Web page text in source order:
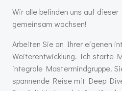
Wir alle befinden uns auf dieser
gemeinsam wachsen!
Arbeiten Sie an Ihrer eigenen
Weiterentwicklung. Ich starte
integrale Mastermindgruppe.
spannende Reise mit Deep